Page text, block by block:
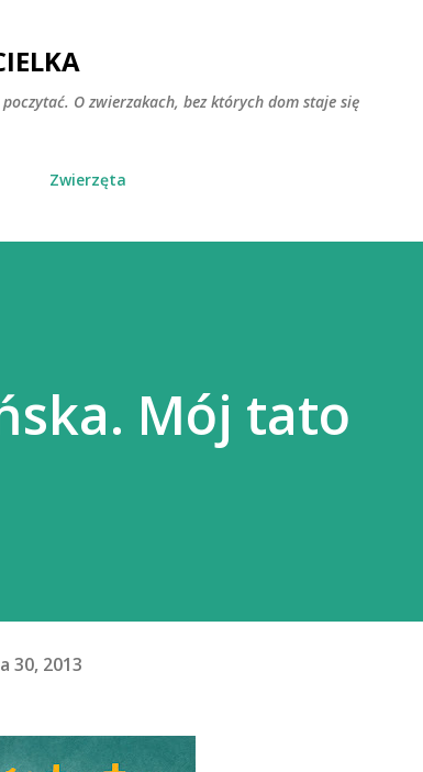
O zwierzakach, bez których dom staje się
Zwierzęta
Mój tato
30, 2013